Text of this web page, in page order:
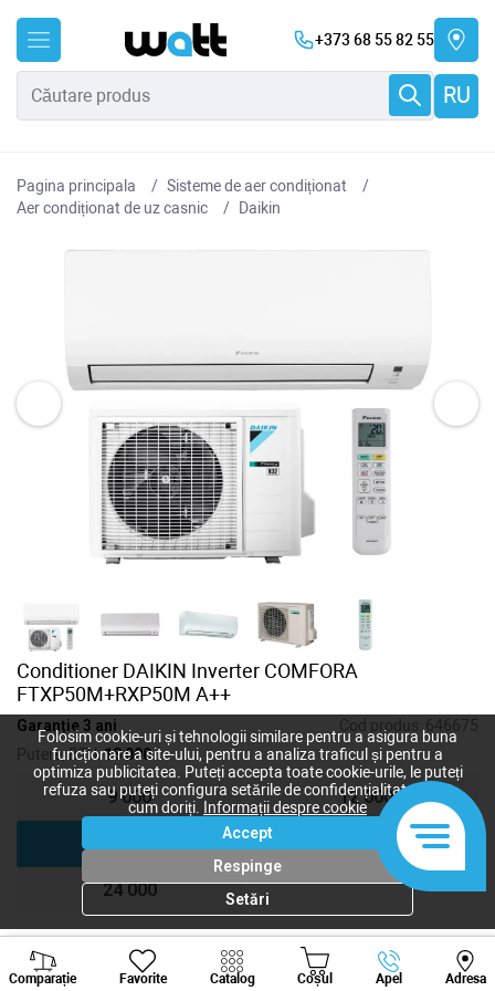
+373 68 55 82 55
RU
Pagina principala
Sisteme de aer condiționat
Aer condiționat de uz casnic
Daikin
Conditioner DAIKIN Inverter COMFORA
FTXP50M+RXP50M A++
Garanție 3 ani Cod produs: 646675
Putere, BTU:18 000
9 000 12 000
24 000
54 200 lei
Comparație Favorite Catalog Coșul Apel Adresa
Viber Whatsapp
Folosim cookie-uri și tehnologii similare pentru a asigura buna
funcționare a site-ului, pentru a analiza traficul și pentru a
optimiza publicitatea. Puteți accepta toate cookie-urile, le puteți
refuza sau puteți configura setările de confidențialitate după
cum doriți.
Informații despre cookie
Accept
Respinge
Setări